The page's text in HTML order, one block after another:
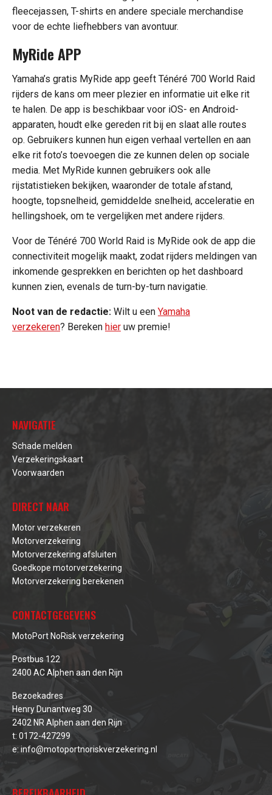
fleecejassen, T-shirts en andere speciale merchandise
voor de echte liefhebbers van avontuur.
MyRide APP
Yamaha’s gratis MyRide app geeft Ténéré 700 World Raid
rijders de kans om meer plezier en informatie uit elke rit
te halen. De app is beschikbaar voor iOS- en Android-
apparaten, houdt elke gereden rit bij en slaat alle routes
op. Gebruikers kunnen hun eigen verhaal vertellen en aan
elke rit foto’s toevoegen die ze kunnen delen op sociale
media. Met MyRide kunnen gebruikers ook alle
rijstatistieken bekijken, waaronder de totale afstand,
hoogte, topsnelheid, gemiddelde snelheid, acceleratie en
hellingshoek, om te vergelijken met andere rijders.
Voor de Ténéré 700 World Raid is MyRide ook de app die
connectiviteit mogelijk maakt, zodat rijders meldingen van
inkomende gesprekken en berichten op het dashboard
kunnen zien, evenals de turn-by-turn navigatie.
Noot van de redactie: Wilt u een Yamaha
verzekeren? Bereken hier uw premie!
NAVIGATIE
Schade melden
Verzekeringskaart
Voorwaarden
DIRECT NAAR
Motor verzekeren
Motorverzekering
Motorverzekering afsluiten
Goedkope motorverzekering
Motorverzekering berekenen
CONTACTGEGEVENS
MotoPort NoRisk verzekering
Postbus 122
2400 AC Alphen aan den Rijn
Bezoekadres
Henry Dunantweg 30
2402 NR Alphen aan den Rijn
t: 0172-427299
e: info@motoportnoriskverzekering.nl